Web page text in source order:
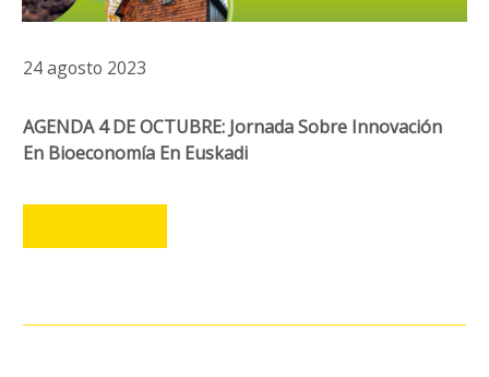
24 agosto 2023
AGENDA 4 DE OCTUBRE: Jornada Sobre Innovación
En Bioeconomía En Euskadi